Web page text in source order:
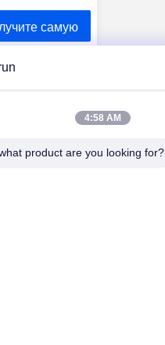
Design
режима
высокой
самую
цену
1
4:58 AM
product are you looking for?